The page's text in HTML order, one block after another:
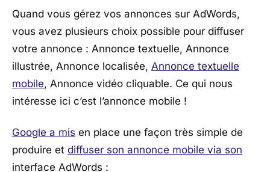
Quand vous gérez vos annonces sur AdWords,
vous avez plusieurs choix possible pour diffuser
votre annonce : Annonce textuelle, Annonce
illustrée, Annonce localisée, Annonce textuelle
mobile, Annonce vidéo cliquable. Ce qui nous
intéresse ici c’est l’annonce mobile !
Google a mis en place une façon très simple de
produire et diffuser son annonce mobile via son
interface AdWords :